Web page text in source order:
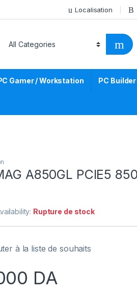
Localisation
Gamer / Workstation PC Builder
A850GL PCIE5
Rupture de stock
à la liste de souhaits
DA